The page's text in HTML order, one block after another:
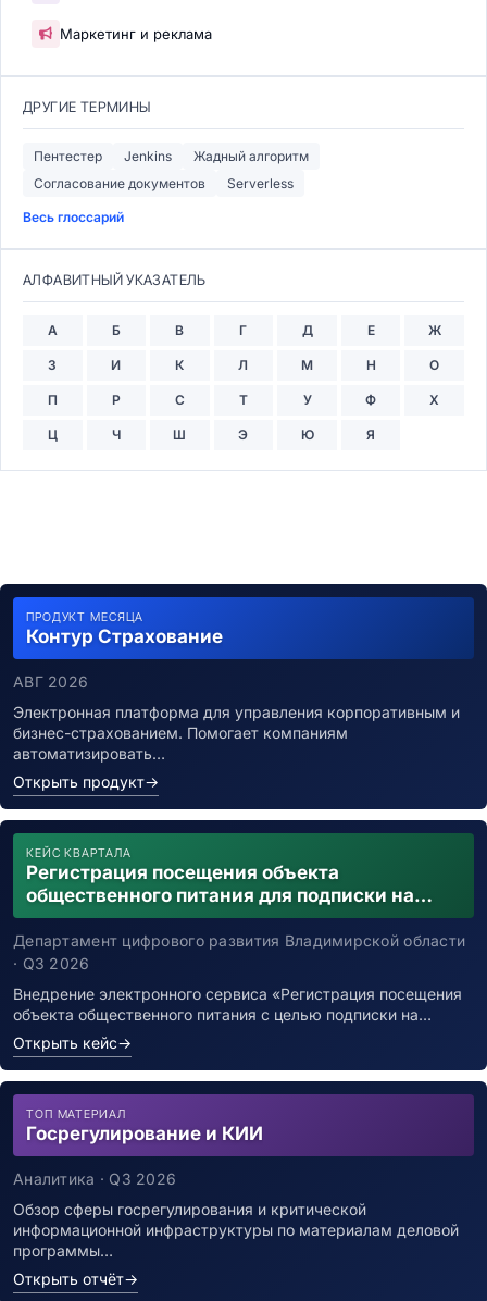
Маркетинг и реклама
ДРУГИЕ ТЕРМИНЫ
Пентестер Jenkins
Жадный алгоритм
Согласование документов
Serverless
Весь глоссарий
АЛФАВИТНЫЙ УКАЗАТЕЛЬ
А Б В Г Д Е Ж
З И К Л М Н О
П Р С Т У Ф Х
Ц Ч Ш Э Ю Я
ПРОДУКТ МЕСЯЦА
Контур Страхование
АВГ 2026
Электронная платформа для управления корпоративным и
бизнес-страхованием. Помогает компаниям
автоматизировать…
Открыть продукт→
КЕЙС КВАРТАЛА
Регистрация посещения объекта
общественного питания для подписки на
уведомления о возможном контакте с
заболевшим новой коронавирусной
инфекцией
Департамент цифрового развития Владимирской области
· Q3 2026
Внедрение электронного сервиса «Регистрация посещения
объекта общественного питания с целью подписки на…
Открыть кейс→
ТОП МАТЕРИАЛ
Госрегулирование и КИИ
Аналитика · Q3 2026
Обзор сферы госрегулирования и критической
информационной инфраструктуры по материалам деловой
программы…
Открыть отчёт→